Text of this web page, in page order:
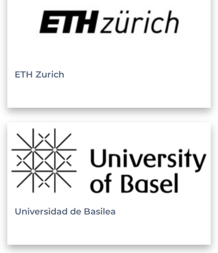
ETH Zurich
Universidad de Basilea